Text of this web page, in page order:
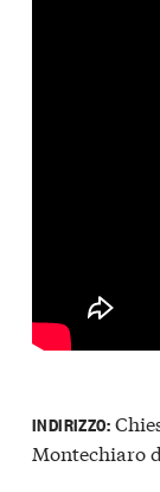
INDIRIZZO:
Montechiaro